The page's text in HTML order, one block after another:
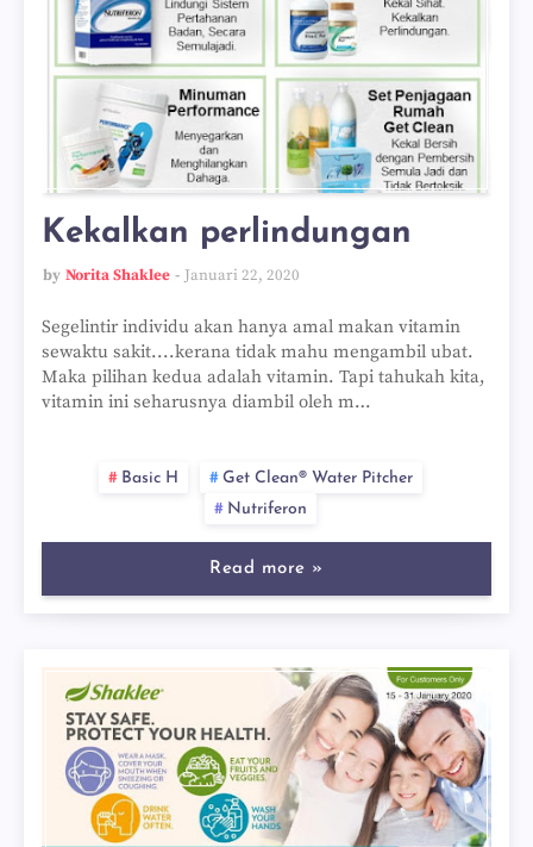
Kekalkan perlindungan
by Norita Shaklee Januari 22, 2020
Segelintir individu akan hanya amal makan vitamin
sewaktu sakit....kerana tidak mahu mengambil ubat.
Maka pilihan kedua adalah vitamin. Tapi tahukah kita,
vitamin ini seharusnya diambil oleh m…
Basic H
Get Clean® Water Pitcher
Nutriferon
Read more »